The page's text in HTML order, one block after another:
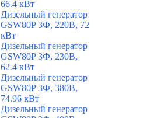
66.4 кВт
Дизельный генератор
GSW80P 3Ф, 220В, 72
кВт
Дизельный генератор
GSW80P 3Ф, 230В,
62.4 кВт
Дизельный генератор
GSW80P 3Ф, 380В,
74.96 кВт
Дизельный генератор